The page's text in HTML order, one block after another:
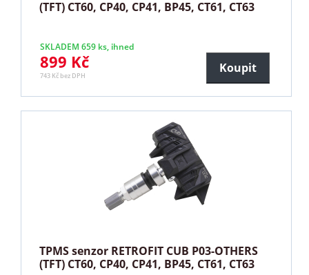
(TFT) CT60, CP40, CP41, BP45, CT61, CT63
SKLADEM 659 ks, ihned
899 Kč
743 Kč bez DPH
Koupit
TPMS senzor RETROFIT CUB P03-OTHERS
(TFT) CT60, CP40, CP41, BP45, CT61, CT63